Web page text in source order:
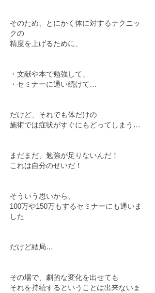
そのため、とにかく体に対するテクニッ
クの
精度を上げるために、
・文献や本で勉強して、
・セミナーに通い続けて…
だけど、それでも体だけの
施術では症状がすぐにもどってしまう…
まだまだ、勉強が足りないんだ！
これは自分のせいだ！
そういう思いから、
100万や150万もするセミナーにも通いま
した
だけど結局…
その場で、劇的な変化を出せても
それを持続するということは出来ないま